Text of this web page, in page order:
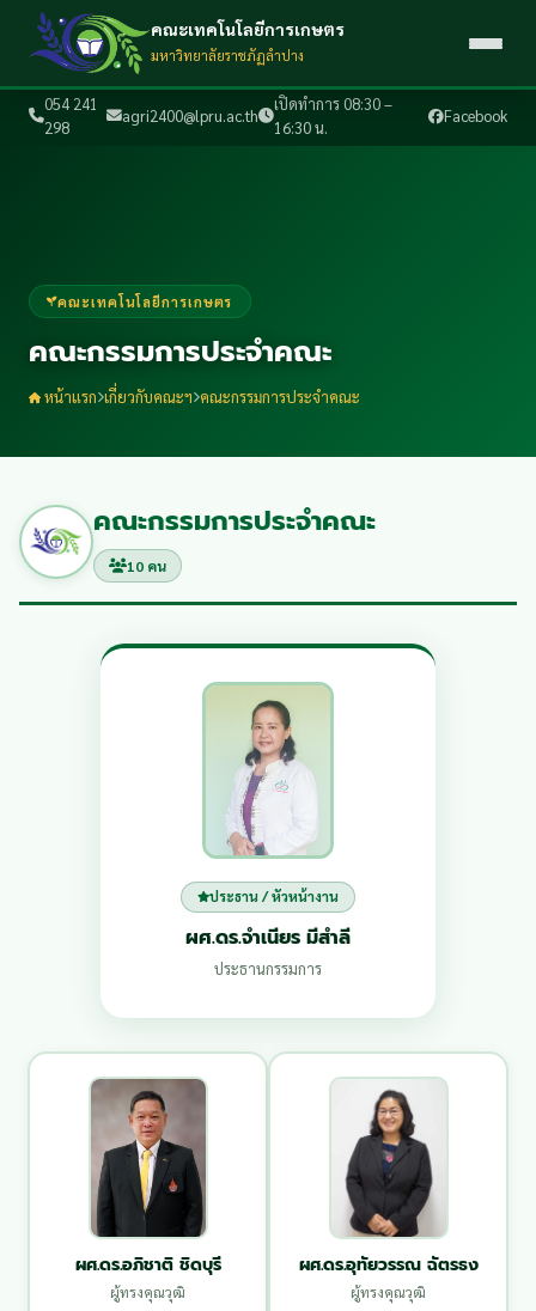
054 241
298
agri2400@lpru.ac.th
เปิดทำการ 08:30 –
16:30 น.
Facebook
คณะเทคโนโลยีการเกษตร
มหาวิทยาลัยราชภัฏลำปาง
คณะเทคโนโลยีการเกษตร
คณะกรรมการประจำคณะ
หน้าแรก เกี่ยวกับคณะฯ คณะกรรมการประจำคณะ
คณะกรรมการประจำคณะ
10 คน
ประธาน / หัวหน้างาน
ผศ.ดร.จำเนียร มีสำลี
ประธานกรรมการ
ผศ.ดร.อภิชาติ ชิดบุรี
ผู้ทรงคุณวุฒิ
ผศ.ดร.อุทัยวรรณ ฉัตรธง
ผู้ทรงคุณวุฒิ